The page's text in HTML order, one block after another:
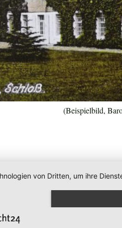
(Beispielbild,
von Dritten, um ihre